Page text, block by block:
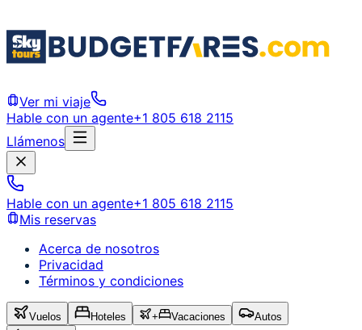
Ver mi viaje
Hable con un agente+1 805 618 2115
Llámenos
Hable con un agente+1 805 618 2115
Mis reservas
Acerca de nosotros
Privacidad
Términos y condiciones
Vuelos Hoteles + Vacaciones
Autos